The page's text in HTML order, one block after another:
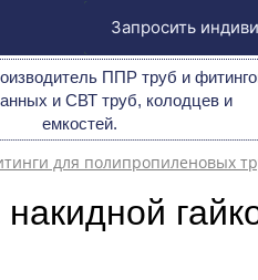
Запросить
ППР труб и
и СВТ труб, колодцев и
емкостей.
для полипропиленовых